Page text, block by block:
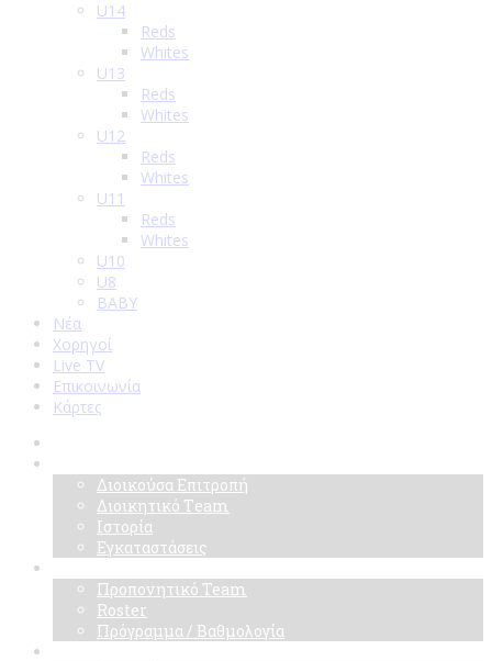
U14
Reds
Whites
U13
Reds
Whites
U12
Reds
Whites
U11
Reds
Whites
U10
U8
BABY
Νέα
Χορηγοί
Live TV
Επικοινωνία
Κάρτες
Διοικούσα Επιτροπή
Διοικητικό Τeam
Ιστορία
Εγκαταστάσεις
Προπονητικό Team
Roster
Πρόγραμμα / Βαθμολογία